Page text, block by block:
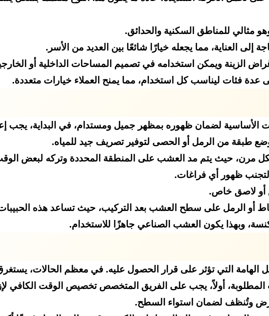
للمناطق السكنية والحدائق.
إلى العناية، مما يجعله خيارًا شائعًا بين العديد من الأسر.
الزينة ويمكن استخدامه في تصميم المساحات الداخلية أو
فئات ليناسب كل استخدام، مما يمنح العملاء خيارات متعددة.
لضمان ظهوره بمظهر جميل ومستدام، في البداية، يجب
طبقة من الرمل أو الحصى لتوفير تصريف جيد للمياه.
مرن، حيث يتم مد العشب على المنطقة المحددة وتركه لبعض
ظهور أي فراغات.
أو الرمل على سطح العشب بعد التركيب، حيث تساعد هذه
وبهذا يكون العشب الصناعي جاهزًا للاستخدام.
التي تؤثر على قرار الحصول عليه. في معظم الحالات،
المطلوبة، أولاً، يجب على الفريق المتخصص تخصيص الوقت الكافي
وتُنظف لضمان استواء السطح.